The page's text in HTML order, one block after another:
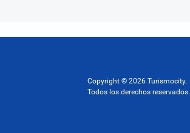
Copyright © 2026 Turismocity.
Todos los derechos reservados.